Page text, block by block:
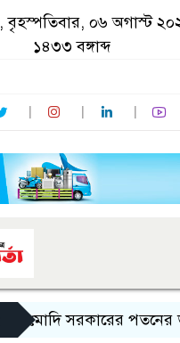
বৃহস্পতিবার, ০৬ অগাস্ট
১৪৩৩ বঙ্গাব্দ
মোদি সরকারের পতনের